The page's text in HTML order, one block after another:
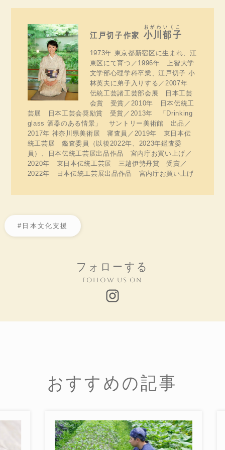
江戸切子作家 小川
おがわ
郁子
いくこ
1973年 東京都新宿区に生まれ、江
東区にて育つ／1996年 上智大学
文学部心理学科卒業、江戸切子 小
林英夫に弟子入りする／2007年
伝統工芸諸工芸部会展 日本工芸
会賞 受賞／2010年 日本伝統工
芸展 日本工芸会奨励賞 受賞／2013年 「Drinking
glass 酒器のある情景」 サントリー美術館 出品／
2017年 神奈川県美術展 審査員／2019年 東日本伝
統工芸展 鑑査委員（以後2022年、2023年鑑査委
員）、日本伝統工芸展出品作品 宮内庁お買い上げ／
2020年 東日本伝統工芸展 三越伊勢丹賞 受賞／
2022年 日本伝統工芸展出品作品 宮内庁お買い上げ
#日本文化支援
フォローする
Follow us on
おすすめの記事